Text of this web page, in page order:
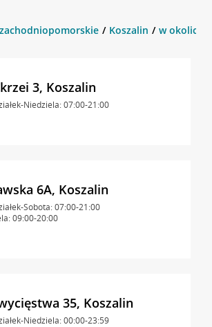
Koszalin w okolicy
3, Koszalin
Niedziela: 07:00-21:00
6A, Koszalin
Sobota: 07:00-21:00
09:00-20:00
35, Koszalin
Niedziela: 00:00-23:59